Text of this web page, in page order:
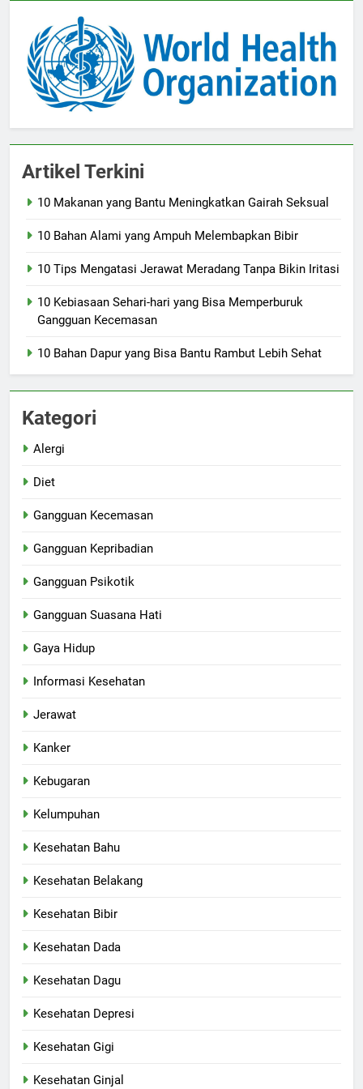
Artikel Terkini
10 Makanan yang Bantu Meningkatkan Gairah Seksual
10 Bahan Alami yang Ampuh Melembapkan Bibir
10 Tips Mengatasi Jerawat Meradang Tanpa Bikin Iritasi
10 Kebiasaan Sehari-hari yang Bisa Memperburuk
Gangguan Kecemasan
10 Bahan Dapur yang Bisa Bantu Rambut Lebih Sehat
Kategori
Alergi
Diet
Gangguan Kecemasan
Gangguan Kepribadian
Gangguan Psikotik
Gangguan Suasana Hati
Gaya Hidup
Informasi Kesehatan
Jerawat
Kanker
Kebugaran
Kelumpuhan
Kesehatan Bahu
Kesehatan Belakang
Kesehatan Bibir
Kesehatan Dada
Kesehatan Dagu
Kesehatan Depresi
Kesehatan Gigi
Kesehatan Ginjal